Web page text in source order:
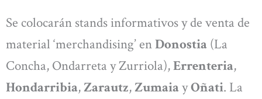
Se colocarán stands informativos y de venta de
material ‘merchandising’ enDonostia (La
Concha, Ondarreta y Zurriola),Errenteria,
Hondarribia,Zarautz,ZumaiayOñati. La